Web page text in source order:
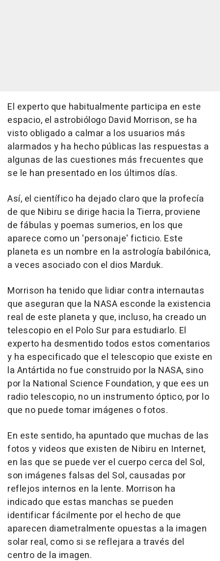
El experto que habitualmente participa en este
espacio, el astrobiólogo David Morrison, se ha
visto obligado a calmar a los usuarios más
alarmados y ha hecho públicas las respuestas a
algunas de las cuestiones más frecuentes que
se le han presentado en los últimos días.
Así, el científico ha dejado claro que la profecía
de que Nibiru se dirige hacia la Tierra, proviene
de fábulas y poemas sumerios, en los que
aparece como un 'personaje' ficticio. Este
planeta es un nombre en la astrología babilónica,
a veces asociado con el dios Marduk.
Morrison ha tenido que lidiar contra internautas
que aseguran que la NASA esconde la existencia
real de este planeta y que, incluso, ha creado un
telescopio en el Polo Sur para estudiarlo. El
experto ha desmentido todos estos comentarios
y ha especificado que el telescopio que existe en
la Antártida no fue construido por la NASA, sino
por la National Science Foundation, y que ees un
radio telescopio, no un instrumento óptico, por lo
que no puede tomar imágenes o fotos.
En este sentido, ha apuntado que muchas de las
fotos y videos que existen de Nibiru en Internet,
en las que se puede ver el cuerpo cerca del Sol,
son imágenes falsas del Sol, causadas por
reflejos internos en la lente. Morrison ha
indicado que estas manchas se pueden
identificar fácilmente por el hecho de que
aparecen diametralmente opuestas a la imagen
solar real, como si se reflejara a través del
centro de la imagen.